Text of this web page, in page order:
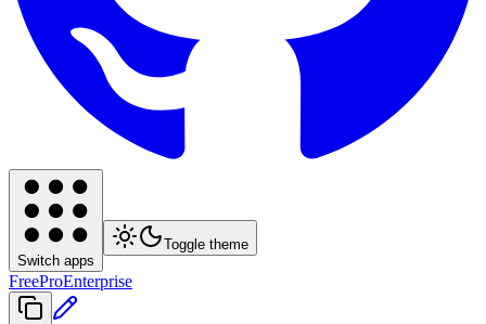
Switch apps
Toggle theme
FreeProEnterprise